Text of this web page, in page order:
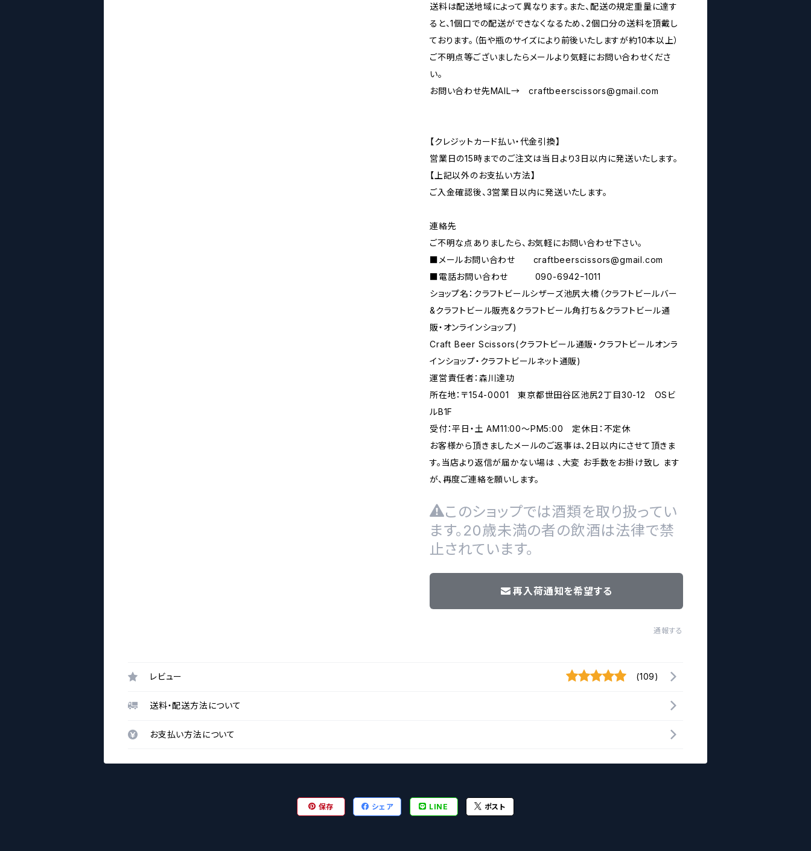
送料は配送地域によって異なります。また、配送の規定重量に達す
ると、1個口での配送ができなくなるため、2個口分の送料を頂戴し
ております。（缶や瓶のサイズにより前後いたしますが約10本以上）
ご不明点等ございましたらメールより気軽にお問い合わせくださ
い。
お問い合わせ先MAIL→craftbeerscissors@gmail.com
【クレジットカード払い・代金引換】
営業日の15時までのご注文は当日より3日以内に発送いたします。
【上記以外のお支払い方法】
ご入金確認後、3営業日以内に発送いたします。
連絡先
ご不明な点ありましたら、お気軽にお問い合わせ下さい。
■メールお問い合わせ craftbeerscissors@gmail.com
■電話お問い合わせ 090-6942ｰ1011
ショップ名：クラフトビールシザーズ池尻大橋（クラフトビールバー
&クラフトビール販売&クラフトビール角打ち＆クラフトビール通
販・オンラインショップ)
Craft Beer Scissors(クラフトビール通販・クラフトビールオンラ
インショップ・クラフトビールネット通販)
運営責任者：森川達功
所在地：〒154-0001 東京都世田谷区池尻2丁目30-12 OSビ
ルB1F
受付：平日・土 AM11:00～PM5:00 定休日：不定休
お客様から頂きましたメールのご返事は、2日以内にさせて頂きま
す。当店より返信が届かない場は 、大変 お手数をお掛け致し ます
が、再度ご連絡を願いします。
このショップでは酒類を取り扱ってい
ます。20歳未満の者の飲酒は法律で禁
止されています。
再入荷通知を希望する
通報する
レビュー (109)
送料・配送方法について
お支払い方法について
保存 シェア LINE ポスト